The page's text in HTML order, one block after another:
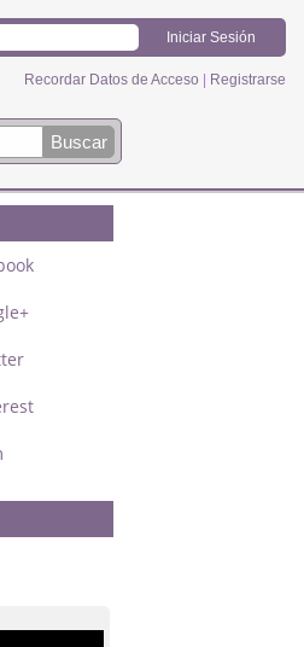
Recordar Datos de Acceso Registrarse